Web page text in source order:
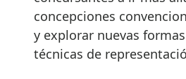
concepciones
y explorar nuevas
técnicas de